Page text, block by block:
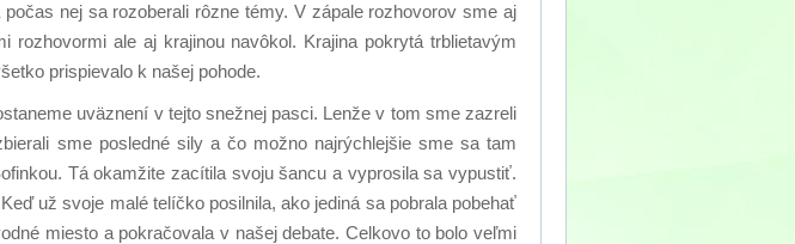
nej sa rozoberali rôzne témy. V zápale rozhovorov sme aj
ale aj krajinou navôkol. Krajina pokrytá trblietavým
prispievalo k našej pohode.
uväznení v tejto snežnej pasci. Lenže v tom sme zazreli
sme posledné sily a čo možno najrýchlejšie sme sa tam
Tá okamžite zacítila svoju šancu a vyprosila sa vypustiť.
už svoje malé telíčko posilnila, ako jediná sa pobrala pobehať
miesto a pokračovala v našej debate. Celkovo to bolo veľmi